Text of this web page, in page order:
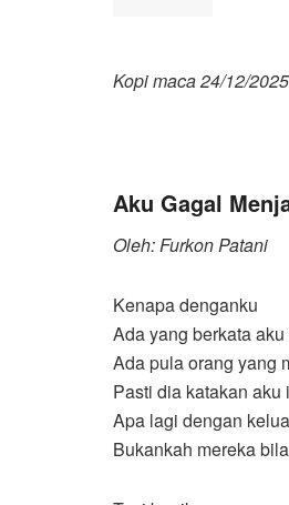
Kopi maca 24/12/2025
Aku Gagal
Oleh: Furkon Patani
Kenapa denganku
Ada yang berkata
Ada pula orang yang
Pasti dia katakan aku
Apa lagi dengan
Bukankah mereka